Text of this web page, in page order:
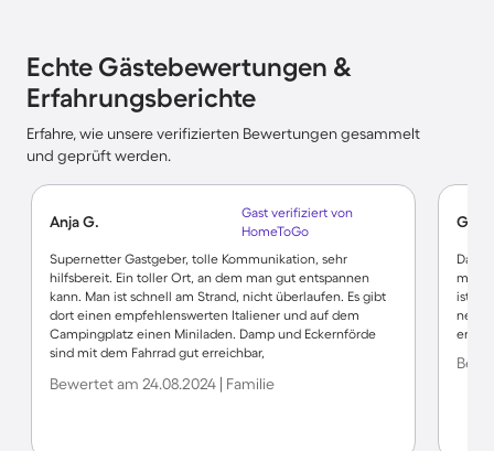
Echte Gästebewertungen &
Erfahrungsberichte
Erfahre, wie unsere verifizierten Bewertungen gesammelt
und geprüft werden.
Anja G.
Gast verifiziert von
HomeToGo
Supernetter Gastgeber, tolle Kommunikation, sehr
hilfsbereit. Ein toller Ort, an dem man gut entspannen
kann. Man ist schnell am Strand, nicht überlaufen. Es gibt
dort einen empfehlenswerten Italiener und auf dem
Campingplatz einen Miniladen. Damp und Eckernförde
sind mit dem Fahrrad gut erreichbar,
nochmal wiederkommen.
Bewertet am 24.08.2024 | Familie
Das
man
ist